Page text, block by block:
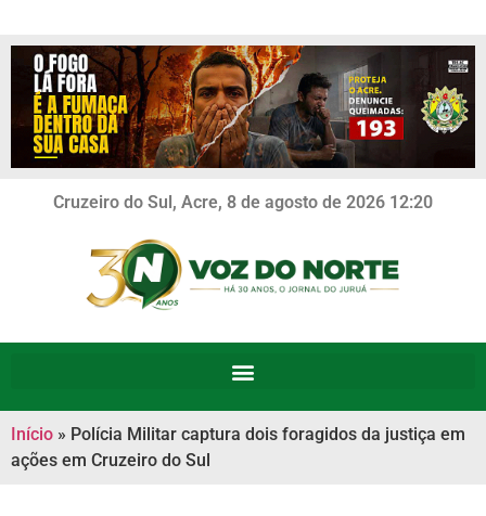
Cruzeiro do Sul, Acre, 8 de agosto de 2026 12:20
Início » Polícia Militar captura dois foragidos da justiça em
ações em Cruzeiro do Sul